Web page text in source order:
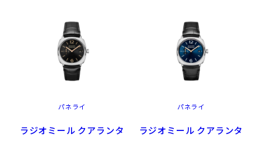
イタリア海軍との所縁が深いパネライの時計は、極めて深い水
域で卓越した耐性を発揮し、圧力を補償する水中信号灯など彼
進歩的な発展を遂げ、今日に至るまで海への情熱はパネライを
語る上で欠かせない要素です。
パネライ
ラジオミール クアランタ
パネライ
ラジオミール クアランタ